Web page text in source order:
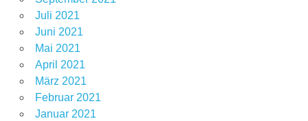
Juli 2021
Juni 2021
Mai 2021
April 2021
März 2021
Februar 2021
Januar 2021